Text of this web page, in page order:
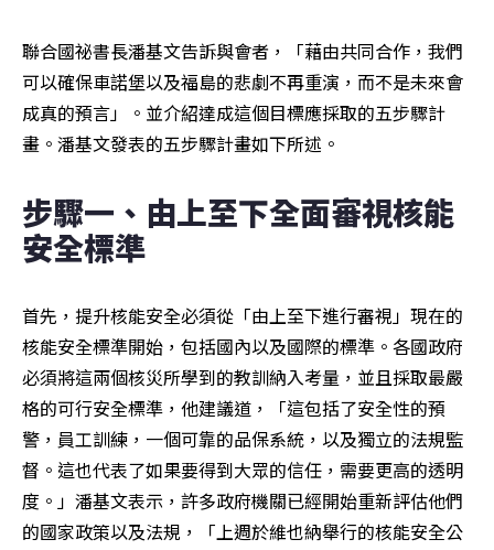
聯合國祕書長潘基文告訴與會者，「藉由共同合作，我們
可以確保車諾堡以及福島的悲劇不再重演，而不是未來會
成真的預言」。並介紹達成這個目標應採取的五步驟計
畫。潘基文發表的五步驟計畫如下所述。
步驟一、由上至下全面審視核能
安全標準
首先，提升核能安全必須從「由上至下進行審視」現在的
核能安全標準開始，包括國內以及國際的標準。各國政府
必須將這兩個核災所學到的教訓納入考量，並且採取最嚴
格的可行安全標準，他建議道，「這包括了安全性的預
警，員工訓練，一個可靠的品保系統，以及獨立的法規監
督。這也代表了如果要得到大眾的信任，需要更高的透明
度。」潘基文表示，許多政府機關已經開始重新評估他們
的國家政策以及法規，「上週於維也納舉行的核能安全公